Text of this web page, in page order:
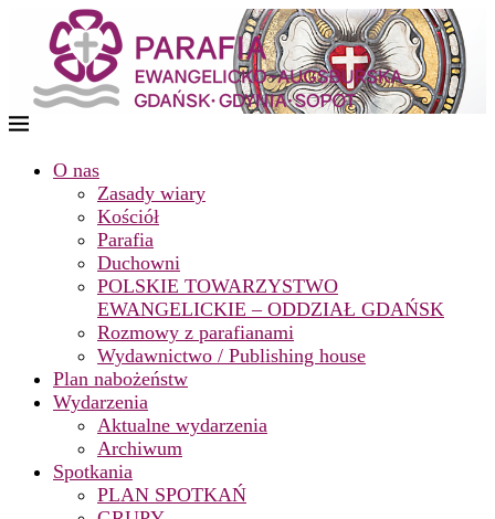
O nas
Zasady wiary
Kościół
Parafia
Duchowni
POLSKIE TOWARZYSTWO
EWANGELICKIE – ODDZIAŁ GDAŃSK
Rozmowy z parafianami
Wydawnictwo / Publishing house
Plan nabożeństw
Wydarzenia
Aktualne wydarzenia
Archiwum
Spotkania
PLAN SPOTKAŃ